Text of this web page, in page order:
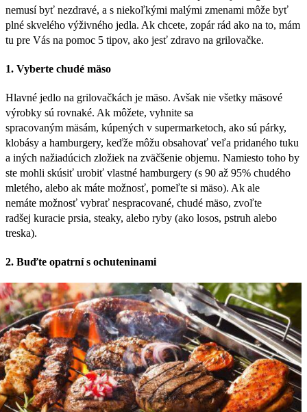
nemusí byť nezdravé, a s niekoľkými malými zmenami môže byť
plné skvelého výživného jedla. Ak chcete, zopár rád ako na to, mám
tu pre Vás na pomoc 5 tipov, ako jesť zdravo na grilovačke.
1. Vyberte chudé mäso
Hlavné jedlo na grilovačkách je mäso. Avšak nie všetky mäsové
výrobky sú rovnaké. Ak môžete, vyhnite sa
spracovaným mäsám, kúpených v supermarketoch, ako sú párky,
klobásy a hamburgery, keďže môžu obsahovať veľa pridaného tuku
a iných nažiadúcich zložiek na zväčšenie objemu. Namiesto toho by
ste mohli skúsiť urobiť vlastné hamburgery (s 90 až 95% chudého
mletého, alebo ak máte možnosť, pomeľte si mäso). Ak ale
nemáte možnosť vybrať nespracované, chudé mäso, zvoľte
radšej kuracie prsia, steaky, alebo ryby (ako losos, pstruh alebo
treska).
2. Buďte opatrní s ochuteninami